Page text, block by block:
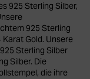
925 Sterling Silber,
925 Sterling
Gold. Unsere
Sterling Silber
Silber. Die
die ihre